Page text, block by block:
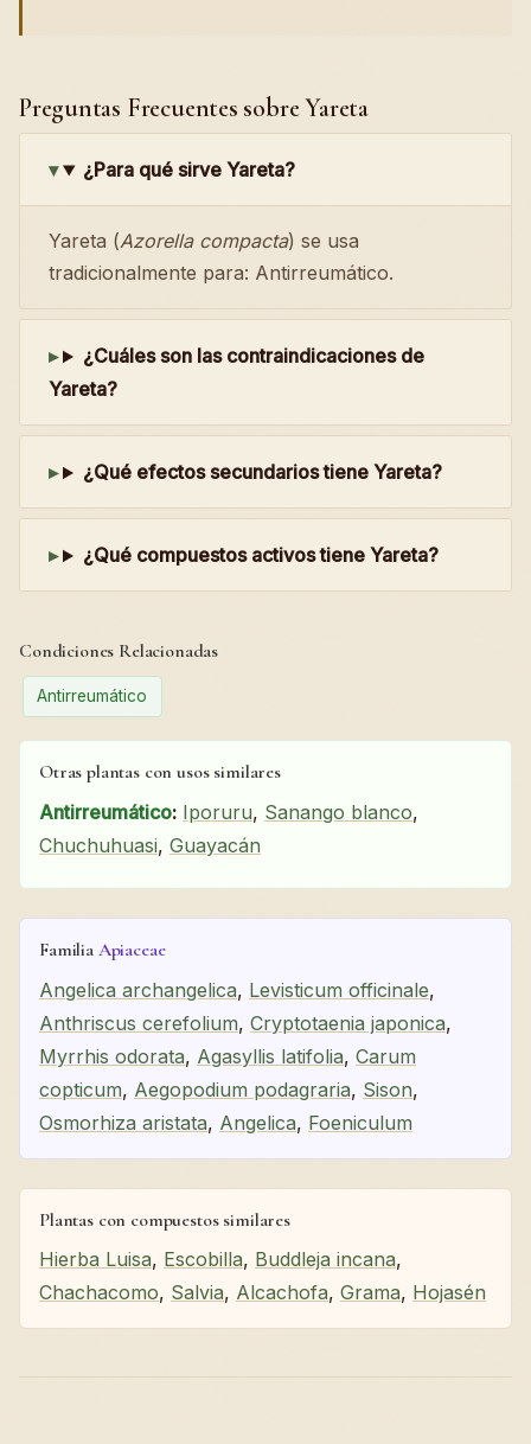
Preguntas Frecuentes sobre Yareta
¿Para qué sirve Yareta?
Yareta (Azorella compacta) se usa
tradicionalmente para: Antirreumático.
¿Cuáles son las contraindicaciones de
Yareta?
¿Qué efectos secundarios tiene Yareta?
¿Qué compuestos activos tiene Yareta?
Condiciones Relacionadas
Antirreumático
Otras plantas con usos similares
Antirreumático: Iporuru, Sanango blanco,
Chuchuhuasi, Guayacán
Familia Apiaceae
Angelica archangelica, Levisticum officinale,
Anthriscus cerefolium, Cryptotaenia japonica,
Myrrhis odorata, Agasyllis latifolia, Carum
copticum, Aegopodium podagraria, Sison,
Osmorhiza aristata, Angelica, Foeniculum
Plantas con compuestos similares
Hierba Luisa, Escobilla, Buddleja incana,
Chachacomo, Salvia, Alcachofa, Grama, Hojasén